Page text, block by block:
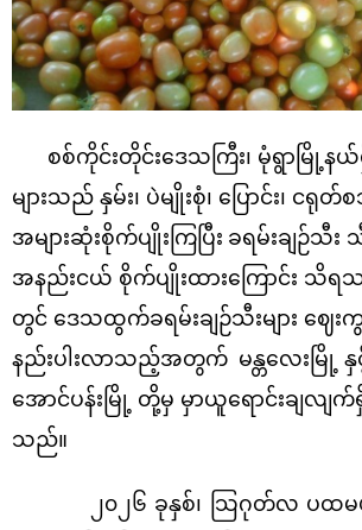
စစ်ကိုင်းတိုင်းဒေသကြီး၊ မုံရွာမြို့န
များသည် နှမ်း၊ ပဲမျိုးစုံ၊ ပြောင်း၊ ငရု
အများဆုံးစိုက်ပျိုးကြပြီး ခရမ်းချဉ်သီး
အနည်းငယ် စိုက်ပျိုးထားကြောင်း သိရ
တွင် ဒေသထွက်ခရမ်းချဉ်သီးများ ဈေ
နည်းပါးလာသည့်အတွက် မန္တလေးမြို့
အောင်ပန်းမြို့ တို့မှ မှာယူရောင်းချလျက်
သည်။
၂၀၂၆ ခုနှစ်၊ သြဂုတ်လ ပထမပ